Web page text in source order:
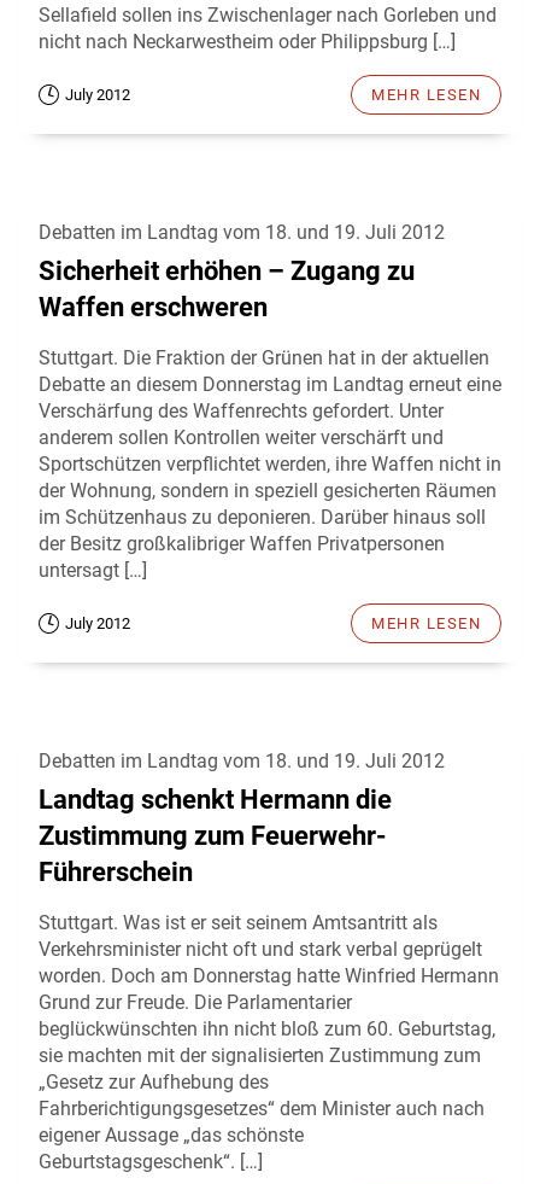
Sellafield sollen ins Zwischenlager nach Gorleben und
nicht nach Neckarwestheim oder Philippsburg […]
July 2012 MEHR LESEN
Debatten im Landtag vom 18. und 19. Juli 2012
Sicherheit erhöhen – Zugang zu
Waffen erschweren
Stuttgart. Die Fraktion der Grünen hat in der aktuellen
Debatte an diesem Donnerstag im Landtag erneut eine
Verschärfung des Waffenrechts gefordert. Unter
anderem sollen Kontrollen weiter verschärft und
Sportschützen verpflichtet werden, ihre Waffen nicht in
der Wohnung, sondern in speziell gesicherten Räumen
im Schützenhaus zu deponieren. Darüber hinaus soll
der Besitz großkalibriger Waffen Privatpersonen
untersagt […]
July 2012 MEHR LESEN
Debatten im Landtag vom 18. und 19. Juli 2012
Landtag schenkt Hermann die
Zustimmung zum Feuerwehr-
Führerschein
Stuttgart. Was ist er seit seinem Amtsantritt als
Verkehrsminister nicht oft und stark verbal geprügelt
worden. Doch am Donnerstag hatte Winfried Hermann
Grund zur Freude. Die Parlamentarier
beglückwünschten ihn nicht bloß zum 60. Geburtstag,
sie machten mit der signalisierten Zustimmung zum
„Gesetz zur Aufhebung des
Fahrberichtigungsgesetzes“ dem Minister auch nach
eigener Aussage „das schönste
Geburtstagsgeschenk“. […]